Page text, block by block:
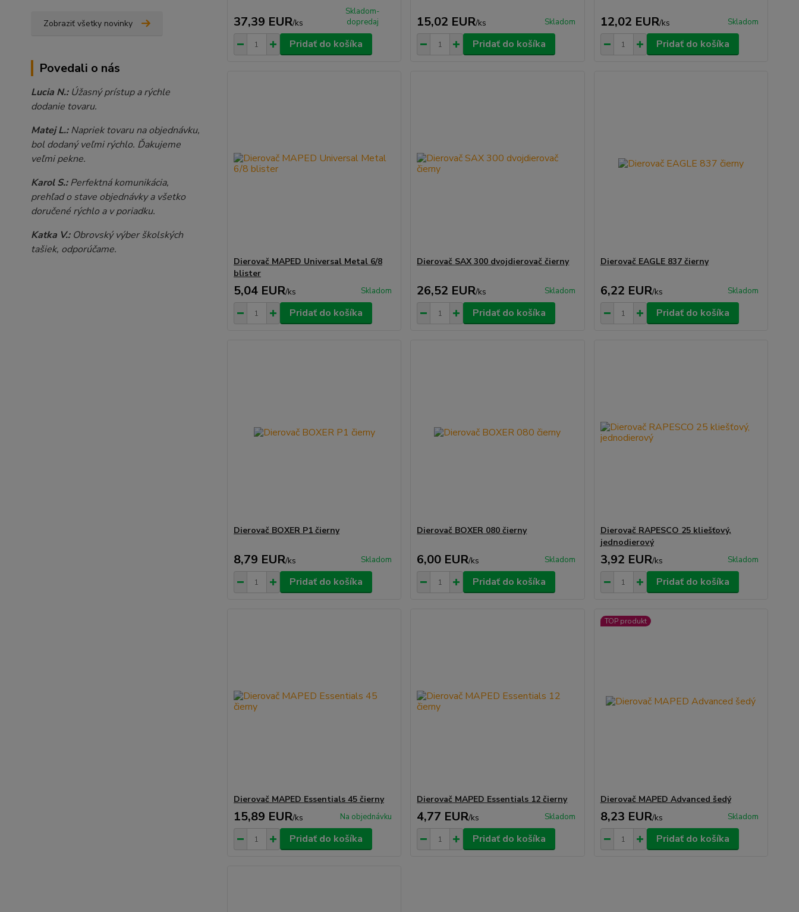
Zobraziť všetky novinky
Povedali o nás
Lucia N.:Úžasný prístup a rýchle
dodanie tovaru.
Matej L.:Napriek tovaru na objednávku,
bol dodaný veľmi rýchlo. Ďakujeme
veľmi pekne.
Karol S.:Perfektná komunikácia,
prehľad o stave objednávky a všetko
doručené rýchlo a v poriadku.
Katka V.: Obrovský výber školských
tašiek, odporúčame.
37,39 EUR/ks
Skladom-
dopredaj
Pridať do košíka
15,02 EUR/ks Skladom
Pridať do košíka
12,02 EUR/ks Skladom
Pridať do košíka
Dierovač MAPED Universal Metal 6/8
blister
5,04 EUR/ks Skladom
Pridať do košíka
Dierovač SAX 300 dvojdierovač čierny
26,52 EUR/ks Skladom
Pridať do košíka
Dierovač EAGLE 837 čierny
6,22 EUR/ks Skladom
Pridať do košíka
Dierovač BOXER P1 čierny
8,79 EUR/ks Skladom
Pridať do košíka
Dierovač BOXER 080 čierny
6,00 EUR/ks Skladom
Pridať do košíka
Dierovač RAPESCO 25 kliešťový,
jednodierový
3,92 EUR/ks Skladom
Pridať do košíka
Dierovač MAPED Essentials 45 čierny
15,89 EUR/ks Na objednávku
Pridať do košíka
Dierovač MAPED Essentials 12 čierny
4,77 EUR/ks Skladom
Pridať do košíka
TOP produkt
Dierovač MAPED Advanced šedý
8,23 EUR/ks Skladom
Pridať do košíka